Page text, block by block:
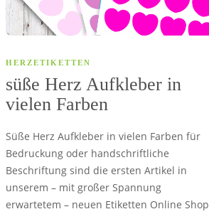
HERZETIKETTEN
süße Herz Aufkleber in
vielen Farben
Süße Herz Aufkleber in vielen Farben für
Bedruckung oder handschriftliche
Beschriftung sind die ersten Artikel in
unserem – mit großer Spannung
erwartetem – neuen Etiketten Online Shop